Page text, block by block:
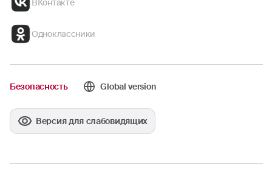
ВКонтакте
Одноклассники
Безопасность Global version
Версия для слабовидящих